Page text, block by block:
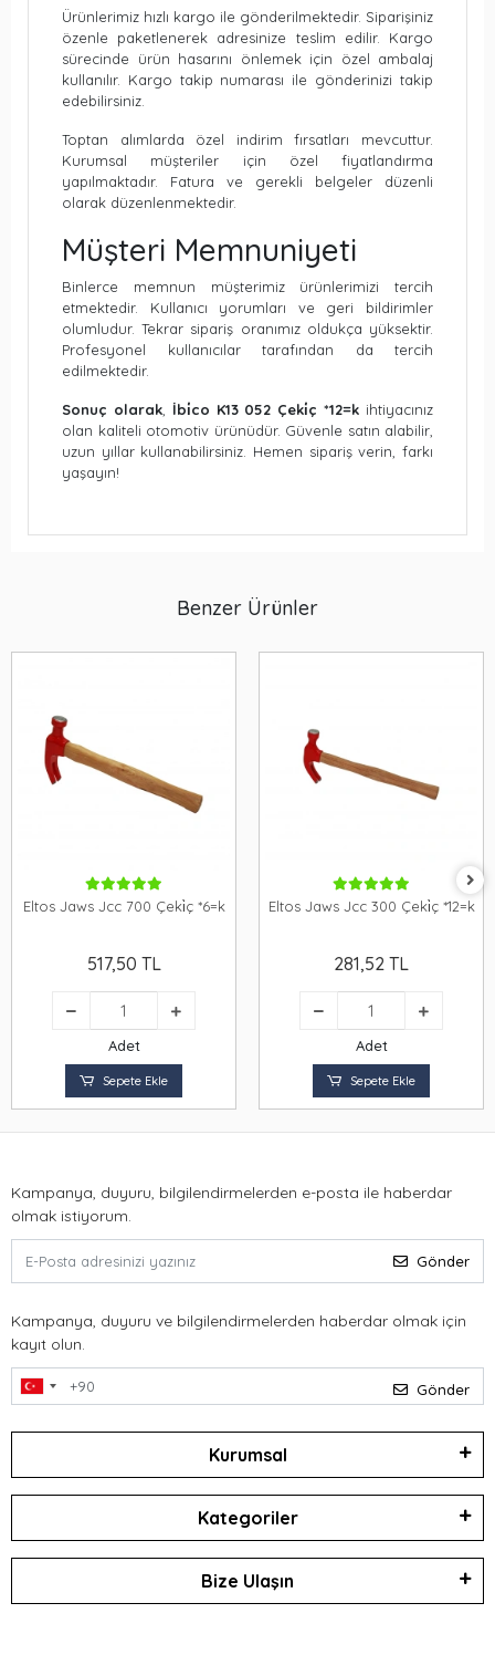
Ürünlerimiz hızlı kargo ile gönderilmektedir. Siparişiniz
özenle paketlenerek adresinize teslim edilir. Kargo
sürecinde ürün hasarını önlemek için özel ambalaj
kullanılır. Kargo takip numarası ile gönderinizi takip
edebilirsiniz.
Toptan alımlarda özel indirim fırsatları mevcuttur.
Kurumsal müşteriler için özel fiyatlandırma
yapılmaktadır. Fatura ve gerekli belgeler düzenli
olarak düzenlenmektedir.
Müşteri Memnuniyeti
Binlerce memnun müşterimiz ürünlerimizi tercih
etmektedir. Kullanıcı yorumları ve geri bildirimler
olumludur. Tekrar sipariş oranımız oldukça yüksektir.
Profesyonel kullanıcılar tarafından da tercih
edilmektedir.
Sonuç olarak, İbi̇co K13 052 Çeki̇ç *12=k ihtiyacınız
olan kaliteli otomotiv ürünüdür. Güvenle satın alabilir,
uzun yıllar kullanabilirsiniz. Hemen sipariş verin, farkı
yaşayın!
Benzer Ürünler
Eltos Jaws Jcc 700 Çeki̇ç *6=k
517,50 TL
Adet
Sepete Ekle
Eltos Jaws Jcc 300 Çeki̇ç *12=k
281,52 TL
Adet
Sepete Ekle
Kampanya, duyuru, bilgilendirmelerden e-posta ile haberdar
olmak istiyorum.
Gönder
Kampanya, duyuru ve bilgilendirmelerden haberdar olmak için
kayıt olun.
Gönder
Kurumsal
Kategoriler
Bize Ulaşın